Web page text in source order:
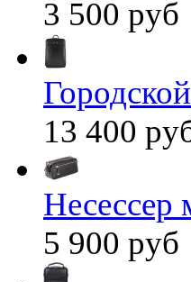
3 500 руб
13 400
5 900 руб